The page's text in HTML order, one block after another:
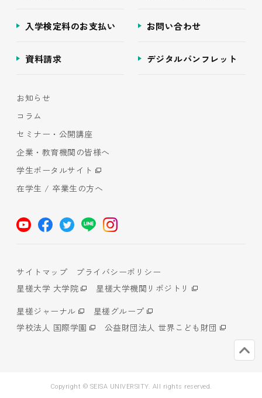
入学検定料のお支払い お問い合わせ
資料請求 デジタルパンフレット
お知らせ
コラム
セミナー・公開講座
企業・教育機関の皆様へ
学生ポータルサイト
在学生 / 卒業生の方へ
サイトマップ
プライバシーポリシー
星槎大学 大学院
星槎大学機関リポジトリ
星槎ジャーナル
星槎グループ
学校法人 国際学園
公益財団法人 世界こども財団
Copyright © SEISA UNIVERSITY. All rights reserved.